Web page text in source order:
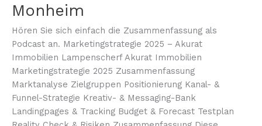
Monheim
Hören Sie sich einfach die Zusammenfassung als
Podcast an. Marketingstrategie 2025 – Akurat
Immobilien Lampenscherf Akurat Immobilien
Marketingstrategie 2025 Zusammenfassung
Marktanalyse Zielgruppen Positionierung Kanal- &
Funnel-Strategie Kreativ- & Messaging-Bank
Landingpages & Tracking Budget & Forecast Testplan